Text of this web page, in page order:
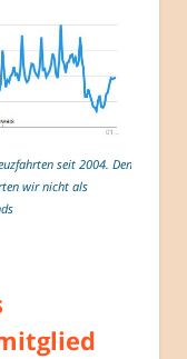
seit 2004. Den
wir nicht als